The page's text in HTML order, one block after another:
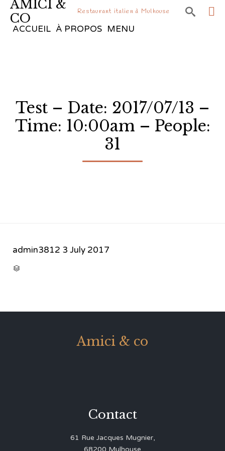
AMICI &
CO
Restaurant italien à Mulhouse 
ACCUEIL À PROPOS MENU
Test – Date: 2017/07/13 –
Time: 10:00am – People:
31
admin3812 3 July 2017

Amici & co
Contact
61 Rue Jacques Mugnier,